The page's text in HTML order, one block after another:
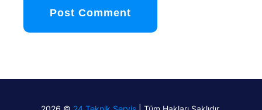
Post Comment